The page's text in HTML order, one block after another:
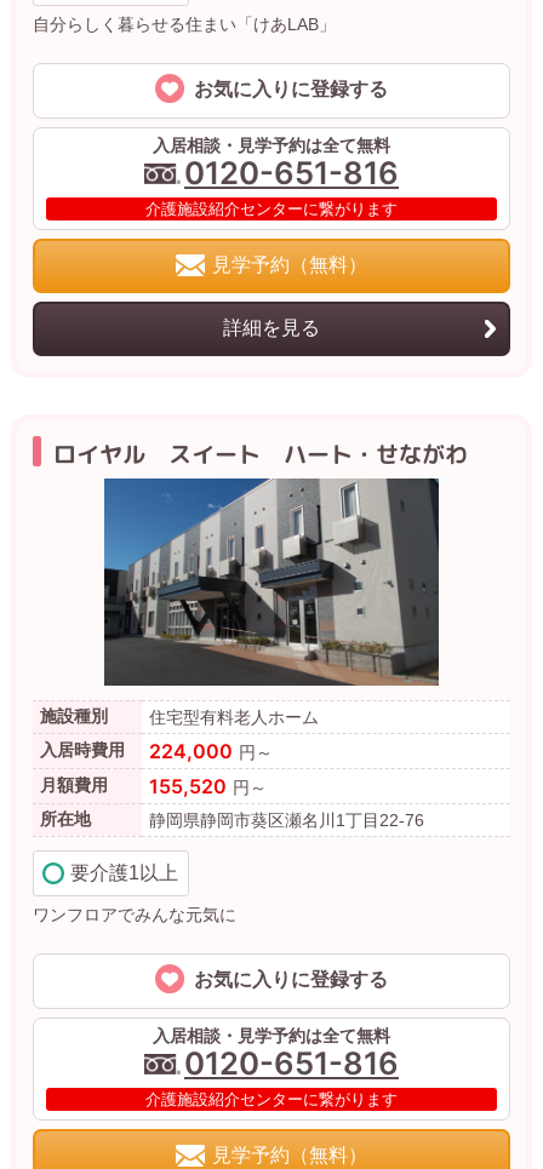
自分らしく暮らせる住まい「けあLAB」
お気に入りに登録する
入居相談・見学予約は全て無料
0120-651-816
介護施設紹介センターに繋がります
見学予約（無料）
詳細を見る
ロイヤル スイート ハート・せながわ
ワンフロアでみんな元気に
施設種別
住宅型有料老人ホーム
入居時費用
224,000 円～
月額費用
155,520 円～
所在地
静岡県静岡市葵区瀬名川1丁目22-76
要介護1以上
お気に入りに登録する
入居相談・見学予約は全て無料
0120-651-816
介護施設紹介センターに繋がります
見学予約（無料）